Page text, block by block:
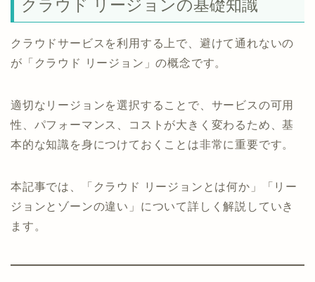
クラウド リージョンの基礎知識
クラウドサービスを利用する上で、避けて通れないの
が「クラウド リージョン」の概念です。
適切なリージョンを選択することで、サービスの可用
性、パフォーマンス、コストが大きく変わるため、基
本的な知識を身につけておくことは非常に重要です。
本記事では、「クラウド リージョンとは何か」「リー
ジョンとゾーンの違い」について詳しく解説していき
ます。